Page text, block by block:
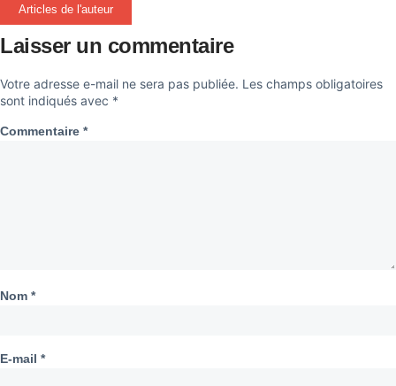
Articles de l'auteur
Laisser un commentaire
Votre adresse e-mail ne sera pas publiée. Les champs obligatoires
sont indiqués avec *
Commentaire *
Nom *
E-mail *